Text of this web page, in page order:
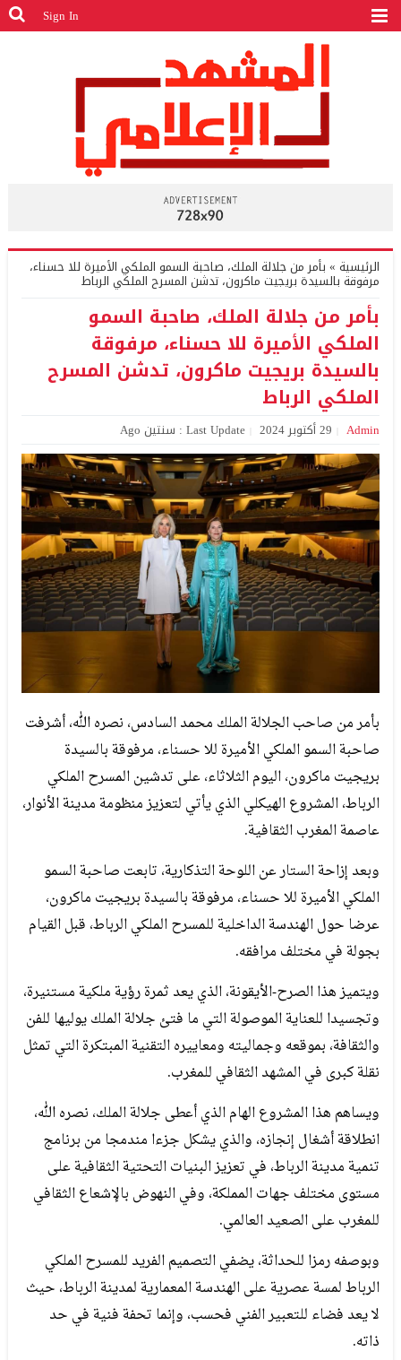
Sign In
الرئيسية » بأمر من جلالة الملك، صاحبة السمو الملكي الأميرة للا حسناء،
مرفوقة بالسيدة بريجيت ماكرون، تدشن المسرح الملكي الرباط
بأمر من جلالة الملك، صاحبة السمو
الملكي الأميرة للا حسناء، مرفوقة
بالسيدة بريجيت ماكرون، تدشن المسرح
الملكي الرباط
Admin 29 أكتوبر 2024 Last Update : سنتين Ago
بأمر من صاحب الجلالة الملك محمد السادس، نصره الله، أشرفت
صاحبة السمو الملكي الأميرة للا حسناء، مرفوقة بالسيدة
بريجيت ماكرون، اليوم الثلاثاء، على تدشين المسرح الملكي
الرباط، المشروع الهيكلي الذي يأتي لتعزيز منظومة مدينة الأنوار،
عاصمة المغرب الثقافية.
وبعد إزاحة الستار عن اللوحة التذكارية، تابعت صاحبة السمو
الملكي الأميرة للا حسناء، مرفوقة بالسيدة بريجيت ماكرون،
عرضا حول الهندسة الداخلية للمسرح الملكي الرباط، قبل القيام
بجولة في مختلف مرافقه.
ويتميز هذا الصرح-الأيقونة، الذي يعد ثمرة رؤية ملكية مستنيرة،
وتجسيدا للعناية الموصولة التي ما فتئ جلالة الملك يوليها للفن
والثقافة، بموقعه وجماليته ومعاييره التقنية المبتكرة التي تمثل
نقلة كبرى في المشهد الثقافي للمغرب.
ويساهم هذا المشروع الهام الذي أعطى جلالة الملك، نصره الله،
انطلاقة أشغال إنجازه، والذي يشكل جزءا مندمجا من برنامج
تنمية مدينة الرباط، في تعزيز البنيات التحتية الثقافية على
مستوى مختلف جهات المملكة، وفي النهوض بالإشعاع الثقافي
للمغرب على الصعيد العالمي.
وبوصفه رمزا للحداثة، يضفي التصميم الفريد للمسرح الملكي
الرباط لمسة عصرية على الهندسة المعمارية لمدينة الرباط، حيث
لا يعد فضاء للتعبير الفني فحسب، وإنما تحفة فنية في حد
ذاته.